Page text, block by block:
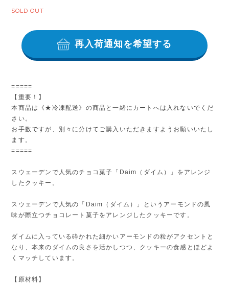
SOLD OUT
再入荷通知を希望する
=====
【重要！】
本商品は《★冷凍配送》の商品と一緒にカートへは入れないでくだ
さい。
お手数ですが、別々に分けてご購入いただきますようお願いいたし
ます。
=====
スウェーデンで人気のチョコ菓子「Daim（ダイム）」をアレンジ
したクッキー。
スウェーデンで人気の「Daim（ダイム）」というアーモンドの風
味が際立つチョコレート菓子をアレンジしたクッキーです。
ダイムに入っている砕かれた細かいアーモンドの粒がアクセントと
なり、本来のダイムの良さを活かしつつ、クッキーの食感とほどよ
くマッチしています。
【原材料】